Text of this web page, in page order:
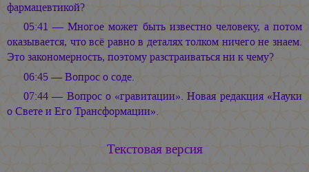
фармацевтикой?
05:41 — Многое может быть известно человеку, а потом
оказывается, что всё равно в деталях толком ничего не знаем.
Это закономерность, поэтому разстраиваться ни к чему?
06:45 — Вопрос о соде.
07:44 — Вопрос о «гравитации». Новая редакция «Науки
о Свете и Его Трансформации».
Текстовая версия